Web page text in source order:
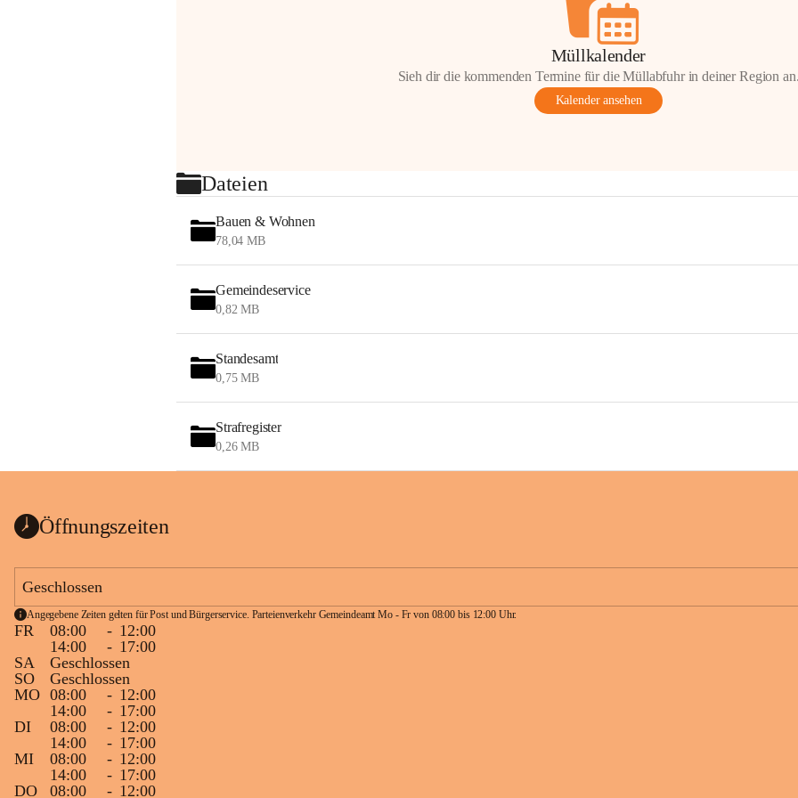
Müllkalender
Sieh dir die kommenden Termine für die Müllabfuhr in deiner Region
Kalender ansehen
Dateien
Bauen & Wohnen
78,04 MB
Gemeindeservice
0,82 MB
Standesamt
0,75 MB
Strafregister
0,26 MB
Öffnungszeiten
Geschlossen
Angegebene Zeiten gelten für Post und Bürgerservice. Parteienverkehr Gemeindeamt Mo - Fr von 08:00 bis 12:00 Uhr.
FR 08:00 - 12:00
14:00
- 17:00
SA
Geschlossen
SO
Geschlossen
MO 08:00 - 12:00
14:00
- 17:00
DI
08:00 - 12:00
14:00
- 17:00
MI
08:00 - 12:00
14:00
- 17:00
DO
08:00 - 12:00